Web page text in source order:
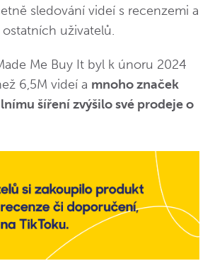
sledování videí s recenzemi a
uživatelů.
Me Buy It byl k únoru 2024
6,5M videí a mnoho značek
šíření zvýšilo své prodeje o